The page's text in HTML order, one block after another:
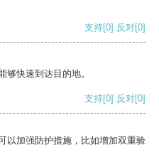
支持[0] 反对[0]
够快速到达目的地。
支持[0] 反对[0]
以加强防护措施，比如增加双重验